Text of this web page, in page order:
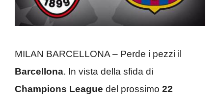
MILAN BARCELLONA – Perde i pezzi il
Barcellona. In vista della sfida di
Champions League del prossimo 22